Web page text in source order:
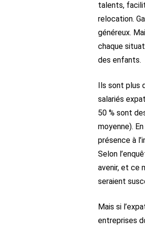
talents,
relocation.
généreux.
chaque
des enfants.
Ils sont plus
salariés
50 % sont
moyenne).
présence à
Selon
avenir, et ce
seraient
Mais si
entreprises